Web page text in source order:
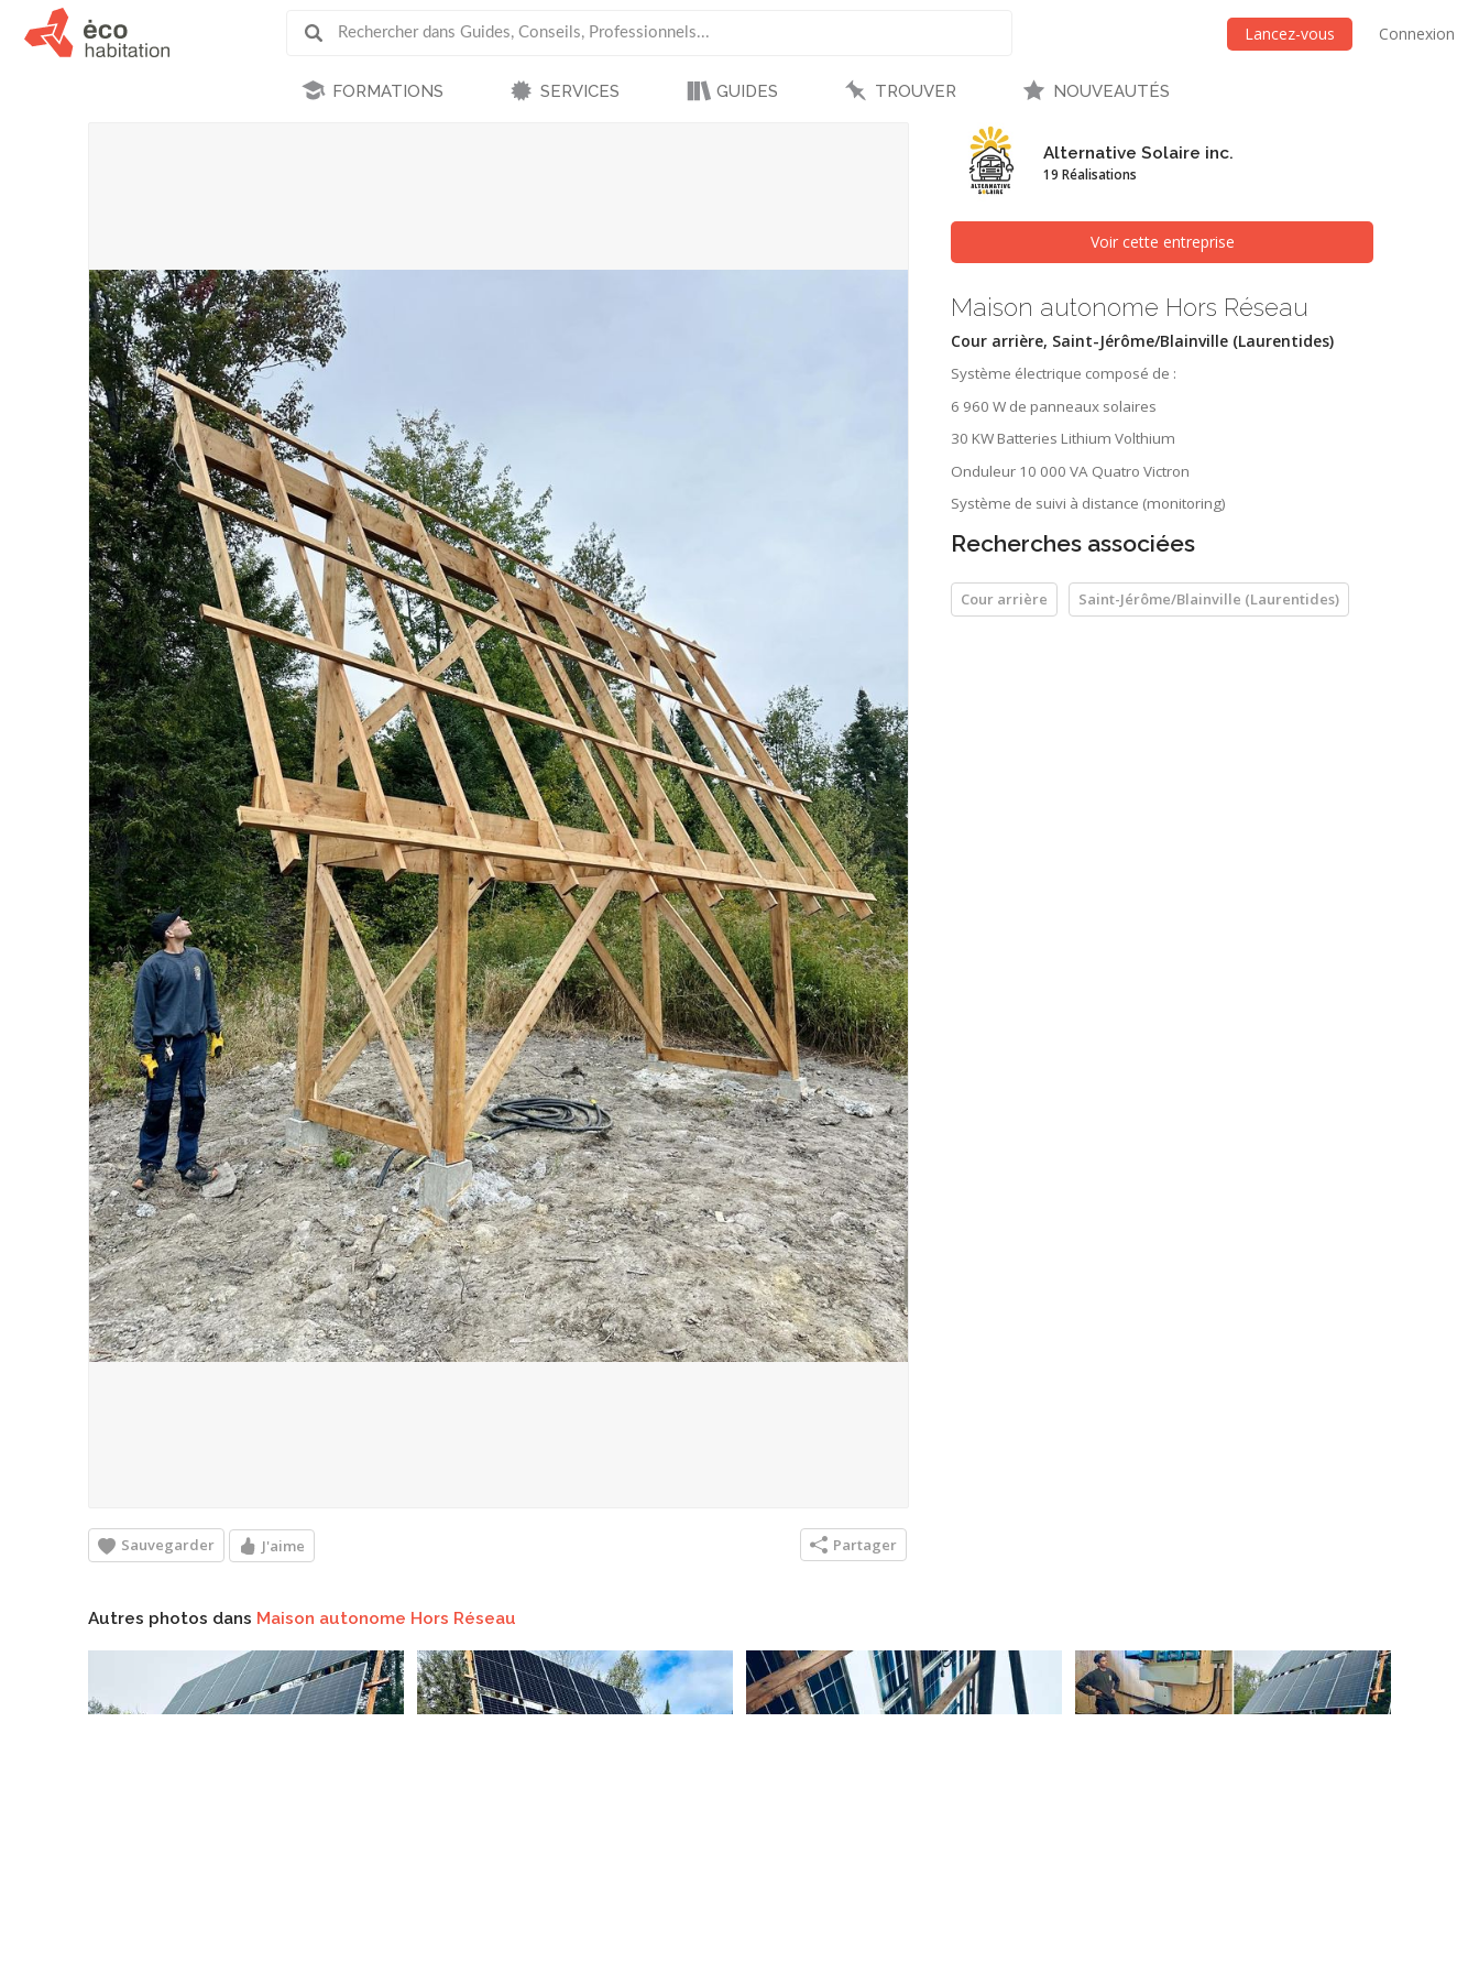
Lancez-vous Connexion
FORMATIONS SERVICES GUIDES TROUVER NOUVEAUTÉS
Alternative Solaire inc.
19 Réalisations
Voir cette entreprise
Maison autonome Hors Réseau
Cour arrière, Saint-Jérôme/Blainville (Laurentides)
Système électrique composé de :
6 960 W de panneaux solaires
30 KW Batteries Lithium Volthium
Onduleur 10 000 VA Quatro Victron
Système de suivi à distance (monitoring)
Recherches associées
Cour arrière Saint-Jérôme/Blainville (Laurentides)
Sauvegarder J'aime Partager
Autres photos dans Maison autonome Hors Réseau